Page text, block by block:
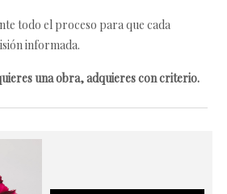
todo el proceso para que cada
informada.
una obra, adquieres con criterio.